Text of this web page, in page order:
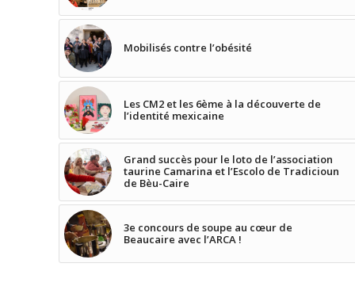
Mobilisés contre l’obésité
Les CM2 et les 6ème à la découverte de
l’identité mexicaine
Grand succès pour le loto de l’association
taurine Camarina et l’Escolo de Tradicioun
de Bèu-Caire
3e concours de soupe au cœur de
Beaucaire avec l’ARCA !